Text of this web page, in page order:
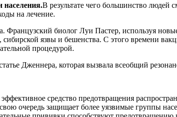
населения.В результате чего большинство людей
на лечение.
биолог Луи Пастер, используя
язвы и бешенства. С этого времени
процедурой.
Дженнера, которая вызвала всеобщий
средство предотвращения
очередь защищает более уязвимые группы